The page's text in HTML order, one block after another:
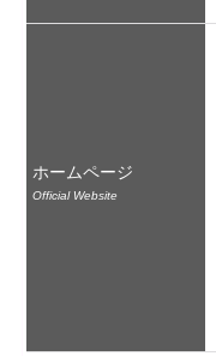
ホームページ
Official Website